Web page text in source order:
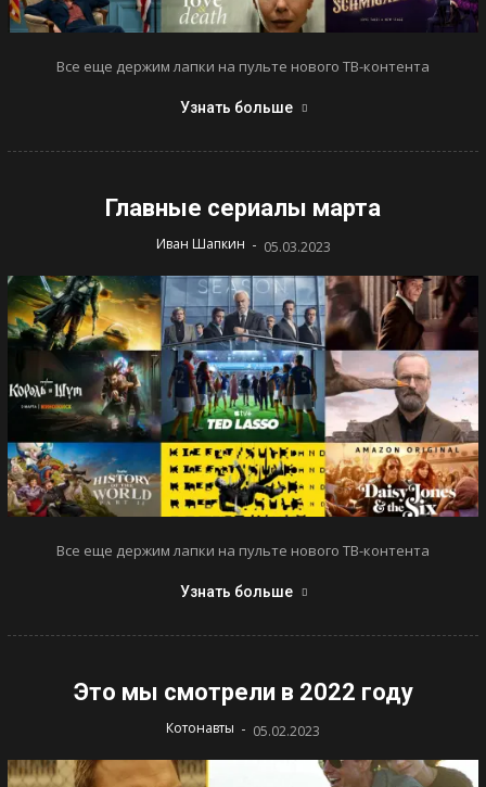
Все еще держим лапки на пульте нового ТВ-контента
Узнать больше
Главные сериалы марта
Иван Шапкин - 05.03.2023
Все еще держим лапки на пульте нового ТВ-контента
Узнать больше
Это мы смотрели в 2022 году
Котонавты - 05.02.2023